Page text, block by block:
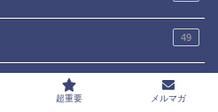
49
超重要 メルマガ